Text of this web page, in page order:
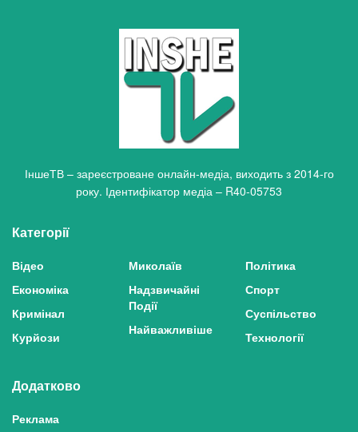
ІншеТВ – зареєстроване онлайн-медіа, виходить з 2014-го
року. Ідентифікатор медіа – R40-05753
Категорії
Відео
Економіка
Кримінал
Курйози
Миколаїв
Надзвичайні
Події
Найважливіше
Політика
Спорт
Суспільство
Технології
Додатково
Реклама